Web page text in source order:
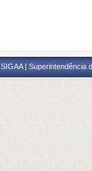
SIGAA | Superintendência